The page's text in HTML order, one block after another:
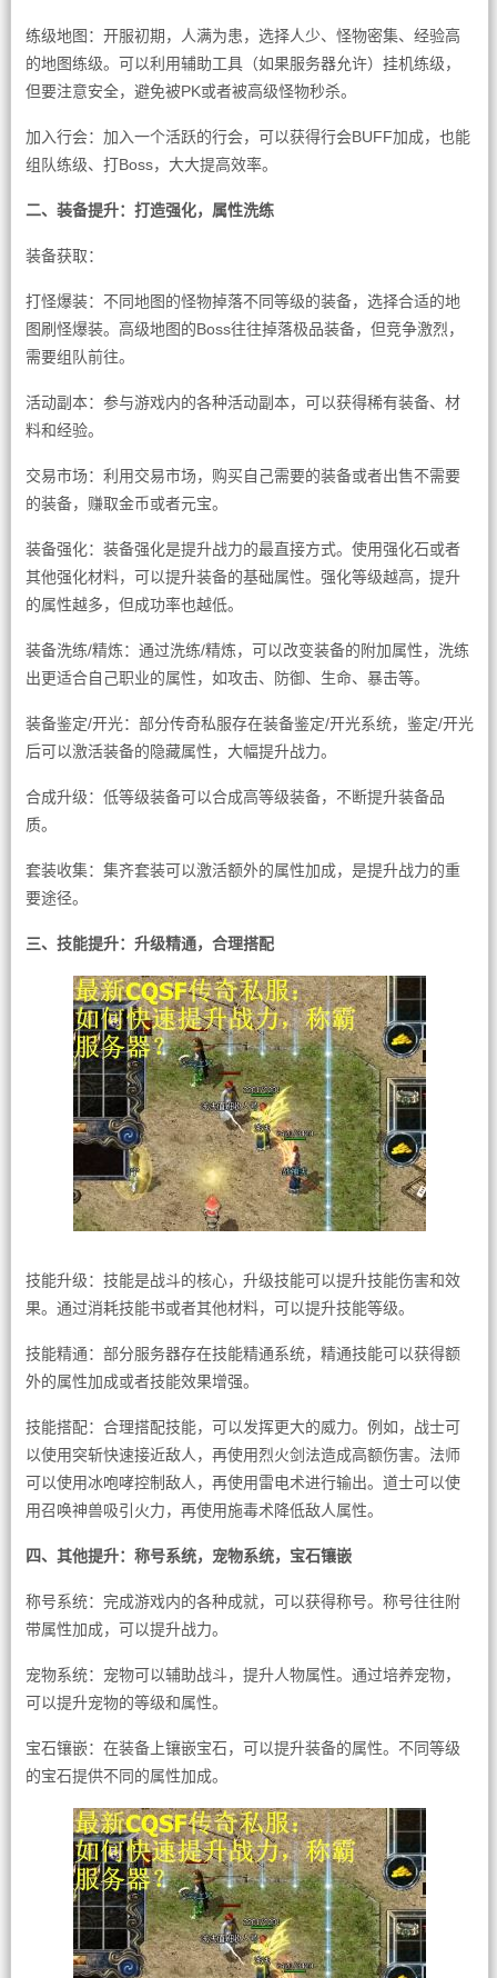
练级地图：开服初期，人满为患，选择人少、怪物密集、经验高
的地图练级。可以利用辅助工具（如果服务器允许）挂机练级，
但要注意安全，避免被PK或者被高级怪物秒杀。
加入行会：加入一个活跃的行会，可以获得行会BUFF加成，也能
组队练级、打Boss，大大提高效率。
二、装备提升：打造强化，属性洗练
装备获取：
打怪爆装：不同地图的怪物掉落不同等级的装备，选择合适的地
图刷怪爆装。高级地图的Boss往往掉落极品装备，但竞争激烈，
需要组队前往。
活动副本：参与游戏内的各种活动副本，可以获得稀有装备、材
料和经验。
交易市场：利用交易市场，购买自己需要的装备或者出售不需要
的装备，赚取金币或者元宝。
装备强化：装备强化是提升战力的最直接方式。使用强化石或者
其他强化材料，可以提升装备的基础属性。强化等级越高，提升
的属性越多，但成功率也越低。
装备洗练/精炼：通过洗练/精炼，可以改变装备的附加属性，洗练
出更适合自己职业的属性，如攻击、防御、生命、暴击等。
装备鉴定/开光：部分传奇私服存在装备鉴定/开光系统，鉴定/开光
后可以激活装备的隐藏属性，大幅提升战力。
合成升级：低等级装备可以合成高等级装备，不断提升装备品
质。
套装收集：集齐套装可以激活额外的属性加成，是提升战力的重
要途径。
三、技能提升：升级精通，合理搭配
技能升级：技能是战斗的核心，升级技能可以提升技能伤害和效
果。通过消耗技能书或者其他材料，可以提升技能等级。
技能精通：部分服务器存在技能精通系统，精通技能可以获得额
外的属性加成或者技能效果增强。
技能搭配：合理搭配技能，可以发挥更大的威力。例如，战士可
以使用突斩快速接近敌人，再使用烈火剑法造成高额伤害。法师
可以使用冰咆哮控制敌人，再使用雷电术进行输出。道士可以使
用召唤神兽吸引火力，再使用施毒术降低敌人属性。
四、其他提升：称号系统，宠物系统，宝石镶嵌
称号系统：完成游戏内的各种成就，可以获得称号。称号往往附
带属性加成，可以提升战力。
宠物系统：宠物可以辅助战斗，提升人物属性。通过培养宠物，
可以提升宠物的等级和属性。
宝石镶嵌：在装备上镶嵌宝石，可以提升装备的属性。不同等级
的宝石提供不同的属性加成。